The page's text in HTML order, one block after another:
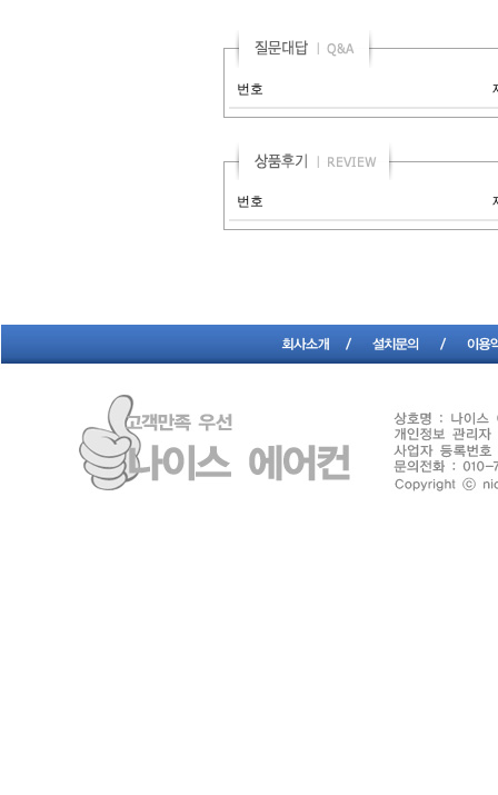
번호
번호